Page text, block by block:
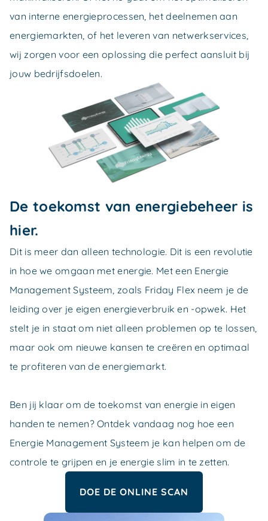
van interne energieprocessen, het deelnemen aan
energiemarkten, of het leveren van netwerkservices,
wij zorgen voor een oplossing die perfect aansluit bij
jouw bedrijfsdoelen.
De toekomst van energiebeheer is
hier.
Dit is meer dan alleen technologie. Dit is een revolutie
in hoe we omgaan met energie. Met een Energie
Management Systeem, zoals Friday Flex neem je de
leiding over je eigen energieverbruik en -opwek. Het
stelt je in staat om niet alleen problemen op te lossen,
maar ook om nieuwe kansen te creëren en optimaal
te profiteren van de energiemarkt.
Ben jij klaar om de toekomst van energie in eigen
handen te nemen? Ontdek vandaag nog hoe een
Energie Management Systeem je kan helpen om de
controle te grijpen en je energie slim in te zetten.
DOE DE ONLINE SCAN